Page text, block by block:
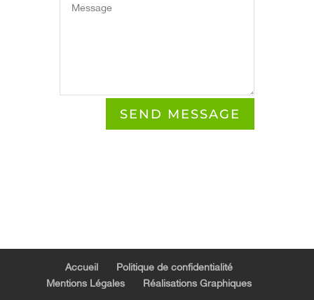
SEND MESSAGE
Accueil
Politique de confidentialité
Mentions Légales
Réalisations Graphiques